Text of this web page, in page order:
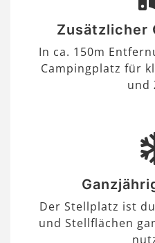
Zusätzlicher
In ca. 150m
Campingplatz für
und
Der Stellplatz ist
und Stellflächen